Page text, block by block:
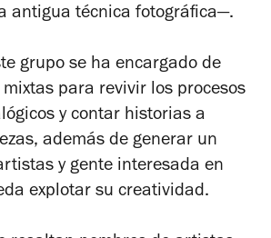
antigua técnica fotográfica—.
grupo se ha encargado de
para revivir los procesos
y contar historias a
además de generar un
y gente interesada en
explotar su creatividad.